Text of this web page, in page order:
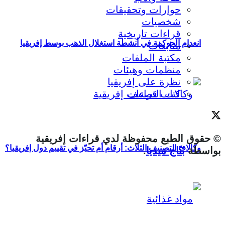
انعدام الحوكمة في أنشطة استغلال الذهب بوسط إفريقيا
وكالات التصنيف الثلاث: أرقام أم تحيّز في تقييم دول إفريقيا؟
حوارات وتحقيقات
شخصيات
قراءات تاريخية
متابعات
مكتبة الملفات
منظمات وهيئات
نظرة على إفريقيا
كتاب قراءات إفريقية
© حقوق الطبع محفوظة لدي قراءات إفريقية
بواسطةبُنّاج ميديا.